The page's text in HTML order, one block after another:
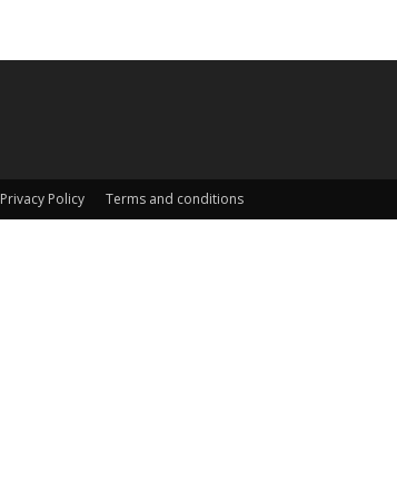
Privacy Policy Terms and conditions